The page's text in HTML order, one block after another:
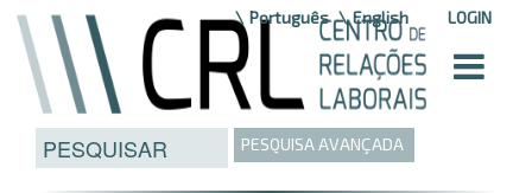
Saltar para o conteúdo LOGIN
Português English
PESQUISA AVANÇADA